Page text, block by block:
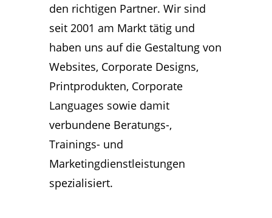
den richtigen Partner. Wir sind
seit 2001 am Markt tätig und
haben uns auf die Gestaltung von
Websites, Corporate Designs,
Printprodukten, Corporate
Languages sowie damit
verbundene Beratungs-,
Trainings- und
Marketingdienstleistungen
spezialisiert.